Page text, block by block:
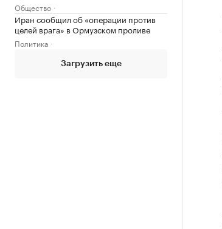
Общество
Иран сообщил об «операции против
целей врага» в Ормузском проливе
Политика
Загрузить еще